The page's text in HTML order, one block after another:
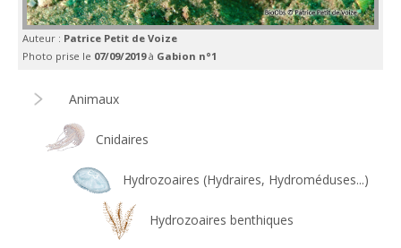
Auteur : Patrice Petit de Voize
Photo prise le 07/09/2019à Gabion n°1
Animaux
Cnidaires
Hydrozoaires (Hydraires, Hydroméduses...)
Hydrozoaires benthiques